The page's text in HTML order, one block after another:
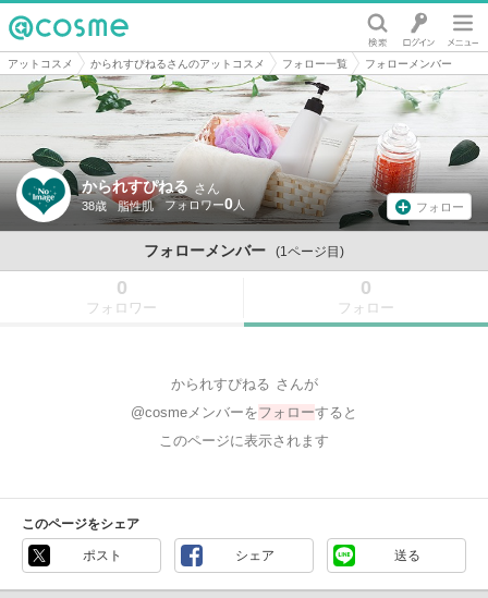
@cosme
アットコスメ かられすぴねるさんのアットコスメ フォロー一覧 フォローメンバー
かられすぴねる さん
38歳 脂性肌 0 フォロー
フォローメンバー (1ページ目)
0
フォロワー
0
フォロー
かられすぴねる さんが
@cosmeメンバーをフォローすると
このページに表示されます
このページをシェア
ポスト シェア 送る